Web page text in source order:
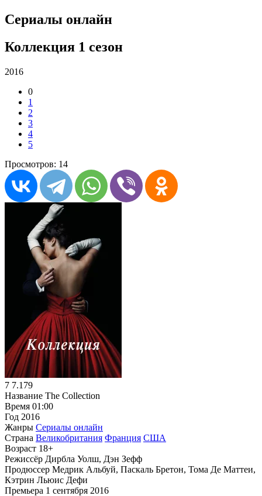
Сериалы онлайн
Коллекция 1 сезон
2016
0
1
2
3
4
5
Просмотров: 14
7 7.179
Название The Collection
Время 01:00
Год 2016
Жанры Сериалы онлайн
Страна Великобритания Франция США
Возраст 18+
Режиссёр Дирбла Уолш, Дэн Зефф
Продюссер Медрик Альбуй, Паскаль Бретон, Тома Де Маттеи,
Кэтрин Льюис Дефи
Премьера 1 сентября 2016